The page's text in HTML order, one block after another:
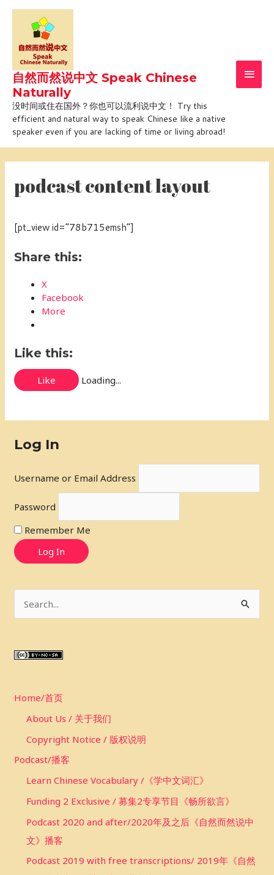
Skip
content
自然而然说中文 Speak Chinese
Naturally
没时间或住在国外？你也可以流利说中文！ Try this
efficient and natural way to speak Chinese like a native
speaker even if you are lacking of time or living abroad!
podcast content layout
[pt_view id=”78b715emsh”]
Share this:
X
Facebook
More
Like this:
Like Loading...
Log In
Username or Email Address
Password
Remember Me
Log In
r
h
Home/首页
About Us / 关于我们
Copyright Notice / 版权说明
Podcast/播客
Learn Chinese Vocabulary /《学中文词汇》
Funding 2 Exclusive / 募集2专享节目《畅所欲言》
Podcast 2020 and after/2020年及之后《自然而然说中
文》播客
Podcast 2019 with free transcriptions/ 2019年《自然